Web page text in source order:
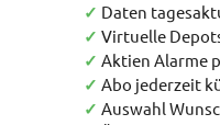
✓ Daten
✓ Virtuelle
✓ Aktien Alarme
✓ Abo jederzeit
✓ Auswahl